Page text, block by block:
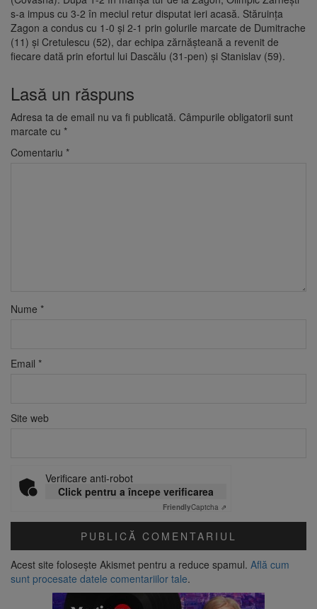
s-a impus cu 3-2 în meciul retur disputat ieri acasă. Stăruința
Zagon a condus cu 1-0 și 2-1 prin golurile marcate de Dumitrache
(11) și Cretulescu (52), dar echipa zărnăşteană a revenit de
fiecare dată prin efortul lui Dascălu (31-pen) și Stanislav (59).
Lasă un răspuns
Adresa ta de email nu va fi publicată. Câmpurile obligatorii sunt
marcate cu *
Comentariu *
Nume *
Email *
Site web
Verificare anti-robot
Click pentru a începe verificarea
FriendlyCaptcha ⇗
Acest site folosește Akismet pentru a reduce spamul. Află cum
sunt procesate datele comentariilor tale.